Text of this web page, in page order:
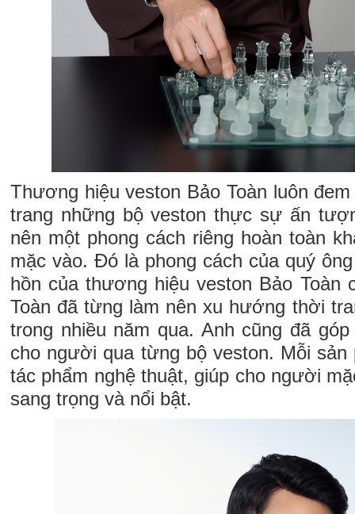
Thương hiệu veston Bảo Toàn luôn
trang những bộ veston thực sự ấn
nên một phong cách riêng hoàn toàn
mặc vào. Đó là phong cách của quý
hồn của thương hiệu veston Bảo Toàn
Toàn đã từng làm nên xu hướng thời
trong nhiều năm qua. Anh cũng đã
cho người qua từng bộ veston. Mỗi
tác phẩm nghệ thuật, giúp cho người
sang trọng và nổi bật.